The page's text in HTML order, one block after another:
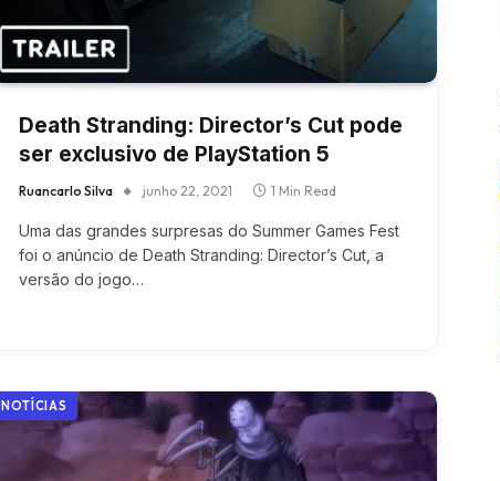
Death Stranding: Director’s Cut pode
ser exclusivo de PlayStation 5
Ruancarlo Silva junho 22, 2021 1 Min Read
Uma das grandes surpresas do Summer Games Fest
foi o anúncio de Death Stranding: Director’s Cut, a
versão do jogo…
NOTÍCIAS